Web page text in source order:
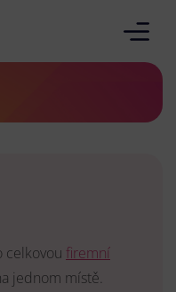
celkovou firemní
jednom místě.